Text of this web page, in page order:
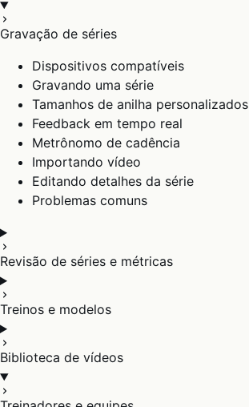
Gravação de séries
Dispositivos compatíveis
Gravando uma série
Tamanhos de anilha personalizados
Feedback em tempo real
Metrônomo de cadência
Importando vídeo
Editando detalhes da série
Problemas comuns
Revisão de séries e métricas
Treinos e modelos
Biblioteca de vídeos